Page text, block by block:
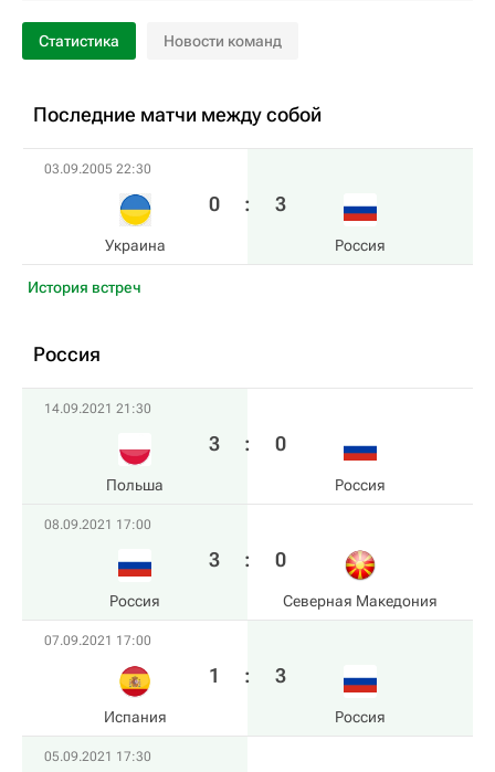
Статистика Новости команд
Последние матчи между собой
03.09.2005 22:30
Украина
0 : 3
Россия
История встреч
Россия
14.09.2021 21:30
Польша
3 : 0
Россия
08.09.2021 17:00
Россия
3 : 0
Северная Македония
07.09.2021 17:00
Испания
1 : 3
Россия
05.09.2021 17:30